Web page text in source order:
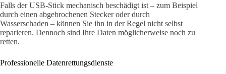
Falls der USB-Stick mechanisch beschädigt ist – zum Beispiel
durch einen abgebrochenen Stecker oder durch
Wasserschaden – können Sie ihn in der Regel nicht selbst
reparieren. Dennoch sind Ihre Daten möglicherweise noch zu
retten.
Professionelle Datenrettungsdienste